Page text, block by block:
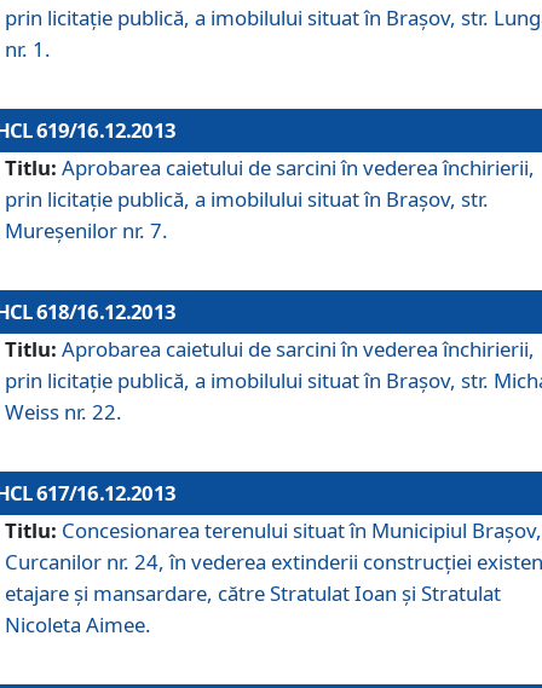
prin licitaţie publică, a imobilului situat în Braşov, str.
nr. 1.
619/16.12.2013
Titlu: Aprobarea caietului de sarcini în vederea închirierii,
prin licitaţie publică, a imobilului situat în Braşov, str.
Mureşenilor nr. 7.
618/16.12.2013
Titlu: Aprobarea caietului de sarcini în vederea închirierii,
prin licitaţie publică, a imobilului situat în Braşov, str.
Weiss nr. 22.
617/16.12.2013
Titlu: Concesionarea terenului situat în Municipiul
Curcanilor nr. 24, în vederea extinderii construcţiei
etajare şi mansardare, către Stratulat Ioan şi Stratulat
Nicoleta Aimee.